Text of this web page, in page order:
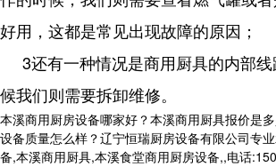
好用，这都是常见出现故障的原因；
3还有一种情况是商用厨具的内部线
候我们则需要拆卸维修。
本溪商用厨房设备哪家好？本溪商用厨具报价是
设备质量怎么样？辽宁恒瑞厨房设备有限公司专
备,本溪商用厨具,本溪食堂商用厨房设备,,电话